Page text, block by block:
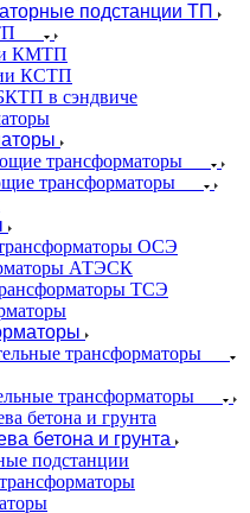
подстанции ТП
КМТП
КСТП
в сэндвиче
трансформаторы
трансформаторы
ОСЭ
АТЭСК
ТСЭ
трансформаторы
трансформаторы
бетона и грунта
подстанции